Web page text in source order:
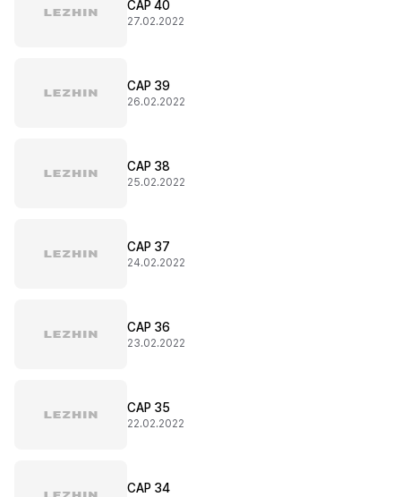
CAP 40
27.02.2022
CAP 39
26.02.2022
CAP 38
25.02.2022
CAP 37
24.02.2022
CAP 36
23.02.2022
CAP 35
22.02.2022
CAP 34